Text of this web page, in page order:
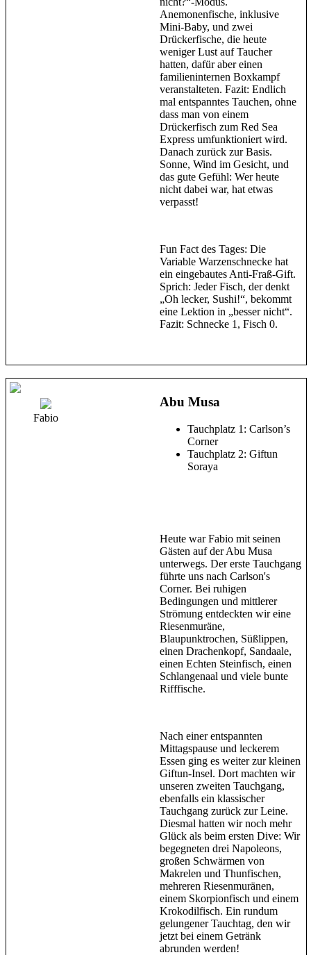
Anemonenfische, inklusive
Mini-Baby, und zwei
Drückerfische, die heute
weniger Lust auf Taucher
hatten, dafür aber einen
familieninternen Boxkampf
veranstalteten. Fazit: Endlich
mal entspanntes Tauchen, ohne
dass man von einem
Drückerfisch zum Red Sea
Express umfunktioniert wird.
Danach zurück zur Basis.
Sonne, Wind im Gesicht, und
das gute Gefühl: Wer heute
nicht dabei war, hat etwas
verpasst!
Fun Fact des Tages: Die
Variable Warzenschnecke hat
ein eingebautes Anti-Fraß-Gift.
Sprich: Jeder Fisch, der denkt
„Oh lecker, Sushi!“, bekommt
eine Lektion in „besser nicht“.
Fazit: Schnecke 1, Fisch 0.
Fabio
Abu Musa
Tauchplatz 1: Carlson’s
Corner
Tauchplatz 2: Giftun
Soraya
Heute war Fabio mit seinen
Gästen auf der Abu Musa
unterwegs. Der erste Tauchgang
führte uns nach Carlson's
Corner. Bei ruhigen
Bedingungen und mittlerer
Strömung entdeckten wir eine
Riesenmuräne,
Blaupunktrochen, Süßlippen,
einen Drachenkopf, Sandaale,
einen Echten Steinfisch, einen
Schlangenaal und viele bunte
Rifffische.
Nach einer entspannten
Mittagspause und leckerem
Essen ging es weiter zur kleinen
Giftun-Insel. Dort machten wir
unseren zweiten Tauchgang,
ebenfalls ein klassischer
Tauchgang zurück zur Leine.
Diesmal hatten wir noch mehr
Glück als beim ersten Dive: Wir
begegneten drei Napoleons,
großen Schwärmen von
Makrelen und Thunfischen,
mehreren Riesenmuränen,
einem Skorpionfisch und einem
Krokodilfisch. Ein rundum
gelungener Tauchtag, den wir
jetzt bei einem Getränk
abrunden werden!